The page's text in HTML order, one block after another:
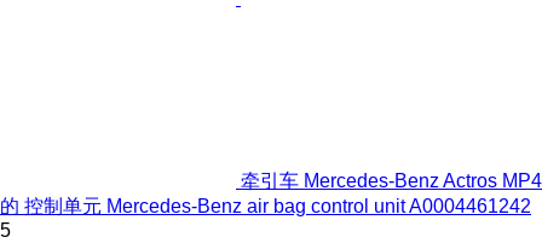
牵引车 Mercedes-Benz Actros MP4
的 控制单元 Mercedes-Benz air bag control unit A0004461242
5